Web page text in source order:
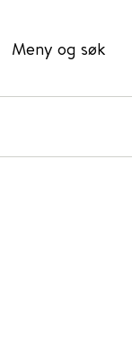
Meny og søk